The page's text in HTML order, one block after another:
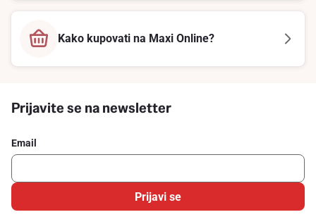
Kako kupovati na Maxi Online?
Prijavite se na newsletter
Email
Prijavi se